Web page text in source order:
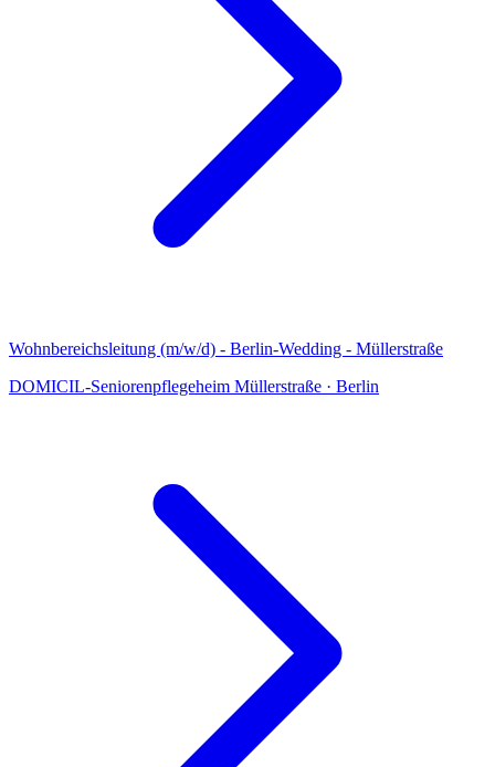
Wohnbereichsleitung (m/w/d) - Berlin-Wedding - Müllerstraße
DOMICIL-Seniorenpflegeheim Müllerstraße · Berlin